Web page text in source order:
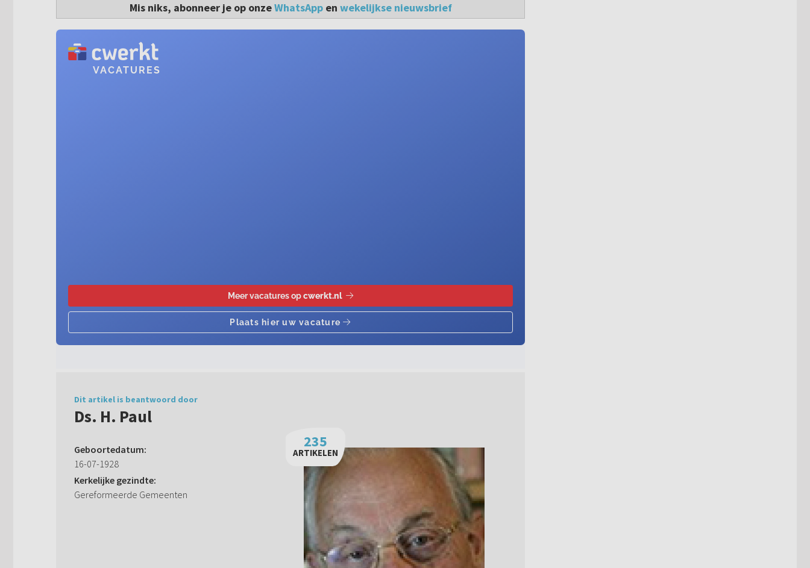
Mis niks, abonneer je op onzeWhatsAppen wekelijkse nieuwsbrief
Dit artikel is beantwoord door
Ds. H. Paul
Geboortedatum:
16-07-1928
Kerkelijke gezindte:
Gereformeerde Gemeenten
235
ARTIKELEN